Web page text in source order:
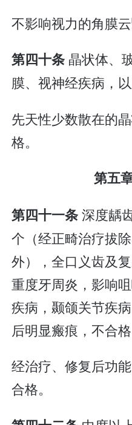
不影响视力的角膜云
第四十条 晶状体、
膜、视神经疾病，
先天性少数散在的
格。
第五
第四十一条深度龋
个（经正畸治疗拔
外），全口义齿及
重度牙周炎，影响
疾病，颞颌关节疾
后明显瘢痕，不合格
经治疗、修复后功
合格。